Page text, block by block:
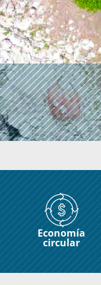
Economía
circular